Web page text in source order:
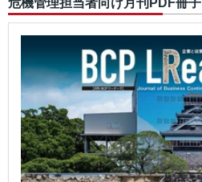
危機管理担当者向け月刊PDF冊子